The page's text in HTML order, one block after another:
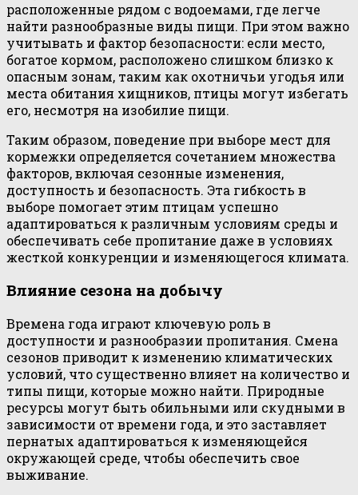
расположенные рядом с водоемами, где легче
найти разнообразные виды пищи. При этом важно
учитывать и фактор безопасности: если место,
богатое кормом, расположено слишком близко к
опасным зонам, таким как охотничьи угодья или
места обитания хищников, птицы могут избегать
его, несмотря на изобилие пищи.
Таким образом, поведение при выборе мест для
кормежки определяется сочетанием множества
факторов, включая сезонные изменения,
доступность и безопасность. Эта гибкость в
выборе помогает этим птицам успешно
адаптироваться к различным условиям среды и
обеспечивать себе пропитание даже в условиях
жесткой конкуренции и изменяющегося климата.
Влияние сезона на добычу
Времена года играют ключевую роль в
доступности и разнообразии пропитания. Смена
сезонов приводит к изменению климатических
условий, что существенно влияет на количество и
типы пищи, которые можно найти. Природные
ресурсы могут быть обильными или скудными в
зависимости от времени года, и это заставляет
пернатых адаптироваться к изменяющейся
окружающей среде, чтобы обеспечить свое
выживание.